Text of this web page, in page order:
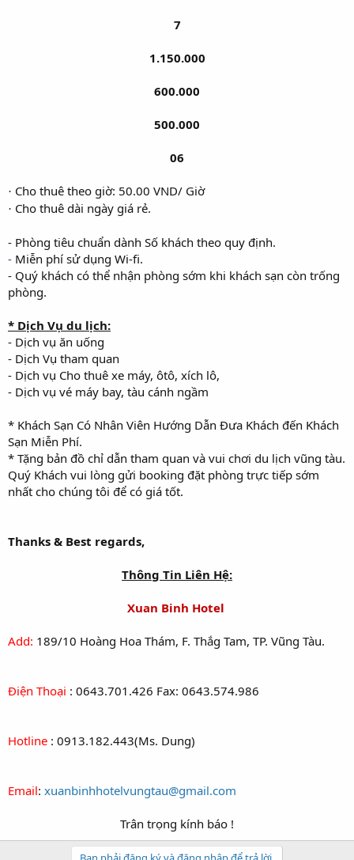
7
1.150.000
600.000
500.000
06
· Cho thuê theo giờ: 50.00 VND/ Giờ
· Cho thuê dài ngày giá rẻ.
- Phòng tiêu chuẩn dành Số khách theo quy định.
- Miễn phí sử dụng Wi-fi.
- Quý khách có thể nhận phòng sớm khi khách sạn còn trống
phòng.
* Dịch Vụ du lịch:
- Dịch vụ ăn uống
- Dịch Vụ tham quan
- Dịch vụ Cho thuê xe máy, ôtô, xích lô,
- Dịch vụ vé máy bay, tàu cánh ngầm
* Khách Sạn Có Nhân Viên Hướng Dẫn Đưa Khách đến Khách
Sạn Miễn Phí.
* Tặng bản đồ chỉ dẫn tham quan và vui chơi du lịch vũng tàu.
Quý Khách vui lòng gửi booking đặt phòng trực tiếp sớm
nhất cho chúng tôi để có giá tốt.
Thanks & Best regards,
Thông Tin Liên Hệ:
Xuan Binh Hotel
Add: 189/10 Hoàng Hoa Thám, F. Thắg Tam, TP. Vũng Tàu.
Điện Thoại : 0643.701.426 Fax: 0643.574.986
Hotline : 0913.182.443(Ms. Dung)
Email: xuanbinhhotelvungtau@gmail.com
Trân trọng kính báo !​